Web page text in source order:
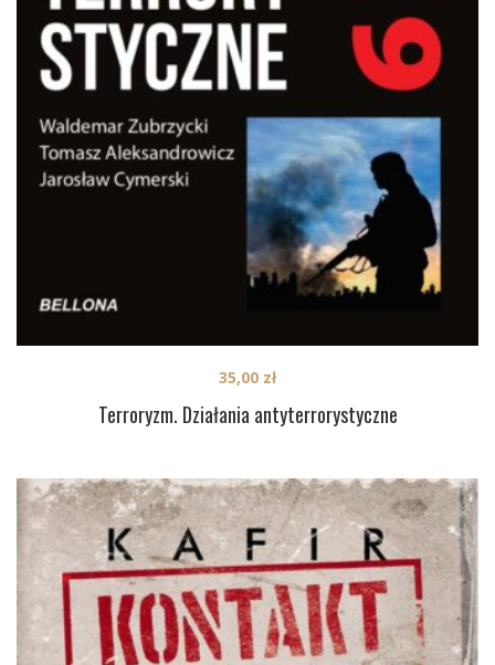
Terroryzm. Działania antyterrorystyczne
35,00 zł